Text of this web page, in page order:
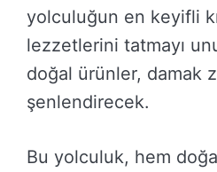
yolculuğun en keyifli
lezzetlerini tatmayı
doğal ürünler, damak
şenlendirecek.
Bu yolculuk, hem